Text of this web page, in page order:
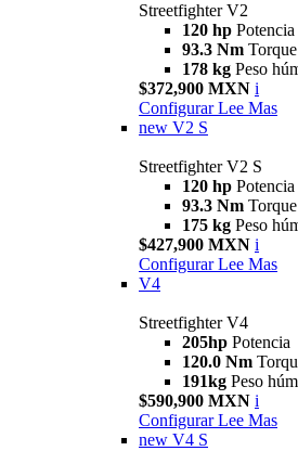
Streetfighter V2
120 hp Potencia
93.3 Nm Torque
178 kg Peso
$372,900 MXN i
Configurar Lee Mas
new V2 S
Streetfighter V2 S
120 hp Potencia
93.3 Nm Torque
175 kg Peso
$427,900 MXN i
Configurar Lee Mas
V4
Streetfighter V4
205hp Potencia
120.0 Nm
191kg Peso
$590,900 MXN i
Configurar Lee Mas
new V4 S